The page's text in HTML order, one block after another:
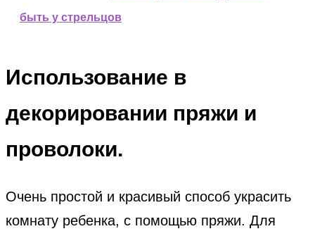
быть у стрельцов
Использование в
декорировании пряжи и
проволоки.
Очень простой и красивый способ украсить
комнату ребенка, с помощью пряжи. Для